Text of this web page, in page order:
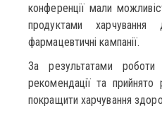
конференції мали
продуктами харчування
фармацевтичні кампанії.
За результатами роботи
рекомендації та
покращити харчування